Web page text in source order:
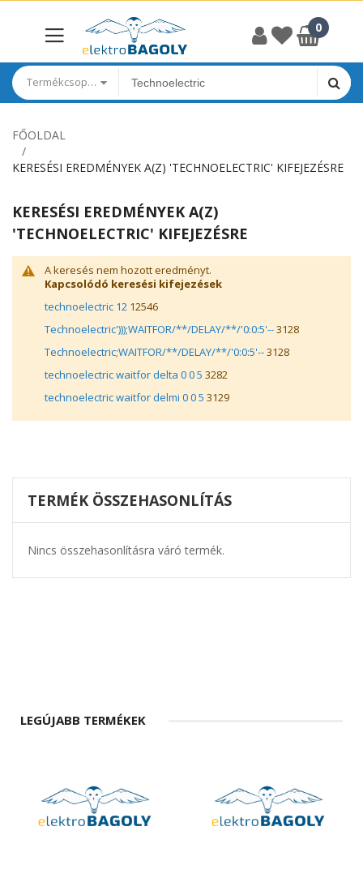
Termékcsoportok
FŐOLDAL
KERESÉSI EREDMÉNYEK A(Z) 'TECHNOELECTRIC' KIFEJEZÉSRE
KERESÉSI EREDMÉNYEK A(Z)
'TECHNOELECTRIC' KIFEJEZÉSRE
A keresés nem hozott eredményt.
Kapcsolódó keresési kifejezések
technoelectric 12 12546
Technoelectric')));WAITFOR/**/DELAY/**/'0:0:5'--3128
Technoelectric;WAITFOR/**/DELAY/**/'0:0:5'--3128
technoelectric waitfor delta 0 0 5 3282
technoelectric waitfor delmi 0 0 5 3129
TERMÉK ÖSSZEHASONLÍTÁS
Nincs összehasonlításra váró termék.
LEGÚJABB TERMÉKEK